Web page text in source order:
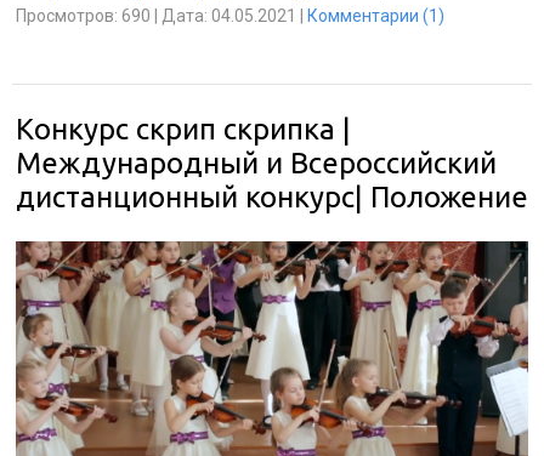
Просмотров: 690 Дата: 04.05.2021 Комментарии (1)
Конкурс скрип скрипка |
Международный и Всероссийский
дистанционный конкурс| Положение